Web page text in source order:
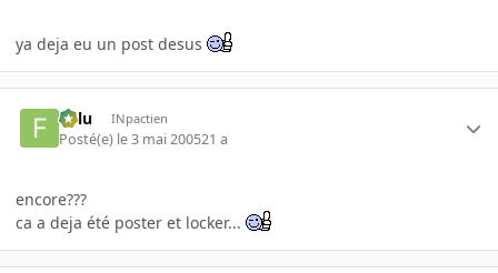
ya deja eu un post desus
Fulu INpactien
Posté(e) le 3 mai 200521 a
encore???
ca a deja été poster et locker...